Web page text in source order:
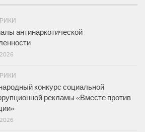
антинаркотической
конкурс социальной
рекламы «Вместе против